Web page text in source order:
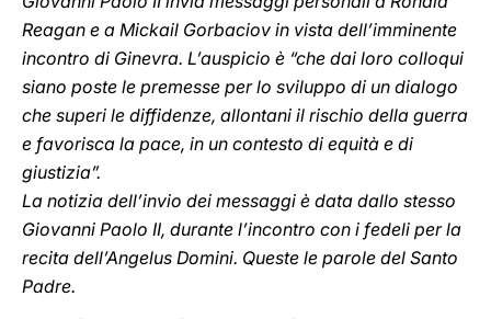
Reagan e a Mickail Gorbaciov in vista dell’imminente
incontro di Ginevra. L’auspicio è “che dai loro colloqui
siano poste le premesse per lo sviluppo di un dialogo
che superi le diffidenze, allontani il rischio della guerra
e favorisca la pace, in un contesto di equità e di
giustizia”.
La notizia dell’invio dei messaggi è data dallo stesso
Giovanni Paolo II, durante l’incontro con i fedeli per la
recita dell’Angelus Domini. Queste le parole del Santo
Padre.